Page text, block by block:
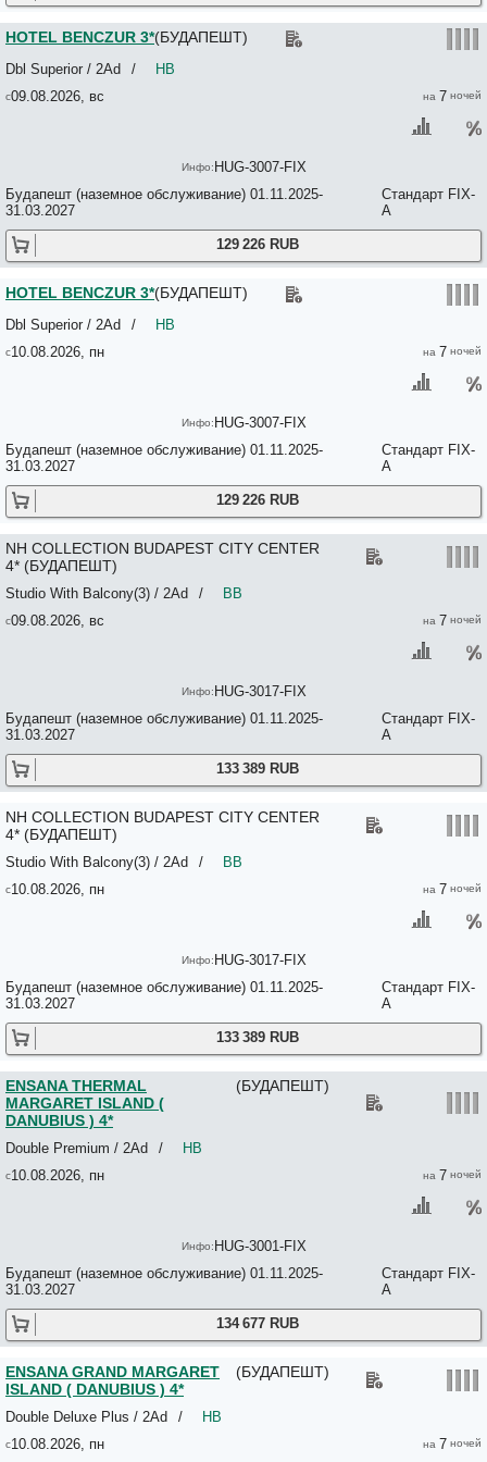
My little Paradise No*
MYSTERY HOTEL BUDAPEST 5*
Nador Boutique Suites by BQA 3*+
Nador Street Apartment 4*
Nexto Dormero Hotel Budapest 3*
NH BUDAPEST CITY 4*
NH COLLECTION BUDAPEST CITY CENTER 4*
Normafa 4*
Nova City Apartments 3*+
NOVOTEL BUDAPEST CENTRUM 4*
NOVOTEL BUDAPEST CITY 4*
NOVOTEL DANUBE 4*
Old Monarchia Hotel 3*
Olympia 3*
Omega Guesthouse Budapest 3*
Omnibusz 3*
OnRiver Hotels - MS Cezanne 4*
Onyx Luxury Budapest 4*
Opera Garden Hotel & Apartments 4*
Opera Guesthouse & Apartments 2*
Opera Hostel Budapest 4*
OPERA LOFT APARTMENTS 3*
OPERA RESIDENCE APARTMENT 3*
Oswaldo Hotel Budapest 2*
Otp Hotel Budapest 3*
Palast der Kunste 3*
Palazzo del Re 3*
Palota Panzio 3*
Pal's Hostel and Apartments 2*+
Panda 4*
Paradise Apartment 3*+
PARISI UDVAR HOTEL BUDAPEST 5*
Parisien Apartment 3*
Park Inn by Radisson Budapest 4*
Park Plaza Budapest 4*
Park Residence Budapest 3*
Park&Art Mini Boutique Hotel 3*
Parliament Apartment Downtown 4*
Parliament Penthouse Boutique B&B 4*
Passage Apartotel 4*
Passzio Panzio 3*
Penthouse Privates Hostel 2*
Peppers Apartment 3*
Peregrinus Hotel 3*
Pestujhely Panzio Etterem 3*
Petnehazy Aparthotel 3*
Peto Apartment Hotel 2*
Piano Castle Hill Apartments 3*
Piano Pop Apartments 3*
09.08.2026, вс
Будапешт (наземное обслуживание) 01.11.2025-
31.03.2027
Стандарт FIX-
A
7
HOTEL BENCZUR 3*(БУДАПЕШТ)
/ HB
Dbl Superior / 2Ad
129 226 RUB
HUG-3007-FIX
10.08.2026, пн
Будапешт (наземное обслуживание) 01.11.2025-
31.03.2027
Стандарт FIX-
A
7
HOTEL BENCZUR 3*(БУДАПЕШТ)
/ HB
Dbl Superior / 2Ad
129 226 RUB
HUG-3007-FIX
09.08.2026, вс
Будапешт (наземное обслуживание) 01.11.2025-
31.03.2027
Стандарт FIX-
A
7
NH COLLECTION BUDAPEST CITY CENTER
4* (БУДАПЕШТ)
/ BB
Studio With Balcony(3) / 2Ad
133 389 RUB
HUG-3017-FIX
10.08.2026, пн
Будапешт (наземное обслуживание) 01.11.2025-
31.03.2027
Стандарт FIX-
A
7
NH COLLECTION BUDAPEST CITY CENTER
4* (БУДАПЕШТ)
/ BB
Studio With Balcony(3) / 2Ad
133 389 RUB
HUG-3017-FIX
10.08.2026, пн
Будапешт (наземное обслуживание) 01.11.2025-
31.03.2027
Стандарт FIX-
A
7
ENSANA THERMAL
MARGARET ISLAND (
DANUBIUS ) 4*
(БУДАПЕШТ)
/ HB
Double Premium / 2Ad
134 677 RUB
HUG-3001-FIX
10.08.2026, пн 7
ENSANA GRAND MARGARET
ISLAND ( DANUBIUS ) 4*
(БУДАПЕШТ)
/ HB
Double Deluxe Plus / 2Ad